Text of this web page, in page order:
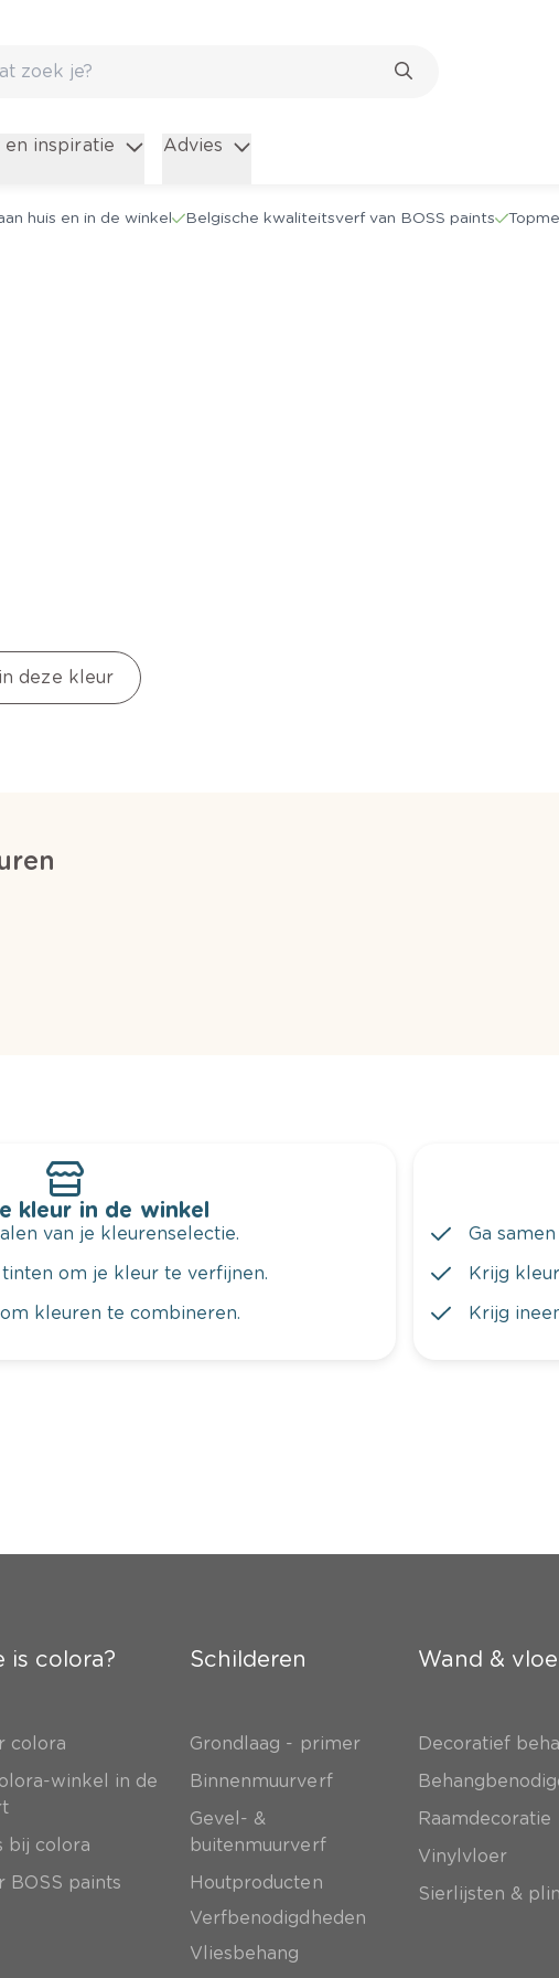
en inspiratie Advies
huis en in de winkel Belgische kwaliteitsverf van BOSS paints
deze kleur
kleur in de winkel
van je kleurenselectie.
om je kleur te verfijnen.
kleuren te combineren.
Ga
Krijg
Krijg
is colora?
colora
winkel in de
bij colora
BOSS paints
Schilderen
Grondlaag - primer
Binnenmuurverf
Gevel- &
buitenmuurverf
Houtproducten
Verfbenodigdheden
Vliesbehang
Wand &
Decoratief
Raamdecoratie
Vinylvloer
Sierlijsten &